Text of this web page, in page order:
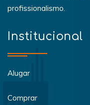
profissionalismo.
Institucional
Alugar
Comprar